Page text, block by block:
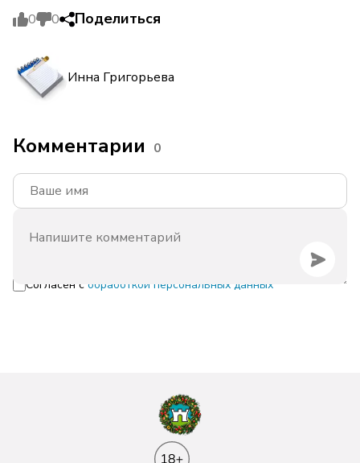
0 0 Поделиться
Инна Григорьева
Комментарии 0
Согласен с обработкой персональных данных